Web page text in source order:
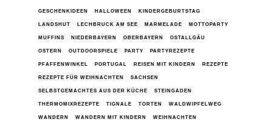
GESCHENKIDEEN HALLOWEEN KINDERGEBURTSTAG
LANDSHUT LECHBRUCK AM SEE MARMELADE MOTTOPARTY
MUFFINS NIEDERBAYERN OBERBAYERN OSTALLGÄU
OSTERN OUTDOORSPIELE PARTY PARTYREZEPTE
PFAFFENWINKEL PORTUGAL REISEN MIT KINDERN REZEPTE
REZEPTE FÜR WEIHNACHTEN SACHSEN
SELBSTGEMACHTES AUS DER KÜCHE STEINGADEN
THERMOMIXREZEPTE TIGNALE TORTEN WALDWIPFELWEG
WANDERN WANDERN MIT KINDERN WEIHNACHTEN